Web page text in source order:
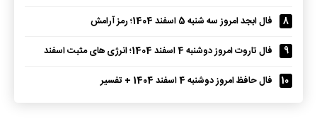
8
فال ابجد امروز سه شنبه 5 اسفند 1404؛ رمز آرامش
9
فال تاروت امروز دوشنبه 4 اسفند 1404؛ انرژی های مثبت اسفند
10
فال حافظ امروز دوشنبه 4 اسفند 1404 + تفسیر